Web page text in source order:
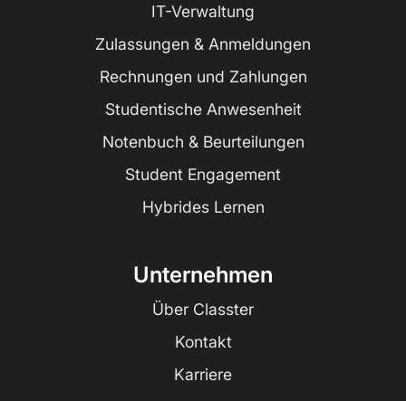
IT-Verwaltung
Zulassungen & Anmeldungen
Rechnungen und Zahlungen
Studentische Anwesenheit
Notenbuch & Beurteilungen
Student Engagement
Hybrides Lernen
Unternehmen
Über Classter
Kontakt
Karriere